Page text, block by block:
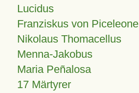
Lucidus
Franziskus von Piceleone
Nikolaus Thomacellus
Menna-Jakobus
Maria Peñalosa
17 Märtyrer